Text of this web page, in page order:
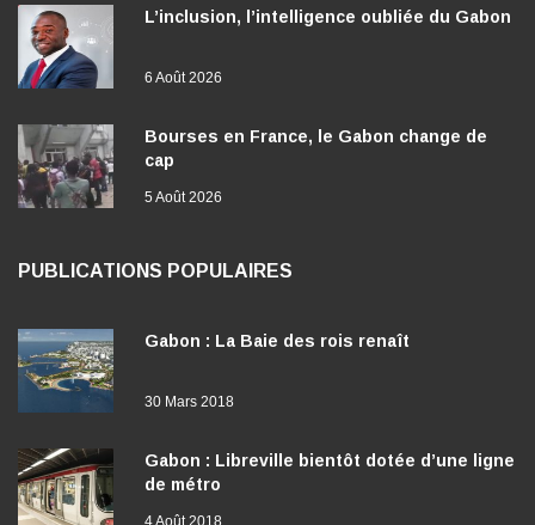
L’inclusion, l’intelligence oubliée du Gabon
6 Août 2026
Bourses en France, le Gabon change de
cap
5 Août 2026
PUBLICATIONS POPULAIRES
Gabon : La Baie des rois renaît
30 Mars 2018
Gabon : Libreville bientôt dotée d’une ligne
de métro
4 Août 2018